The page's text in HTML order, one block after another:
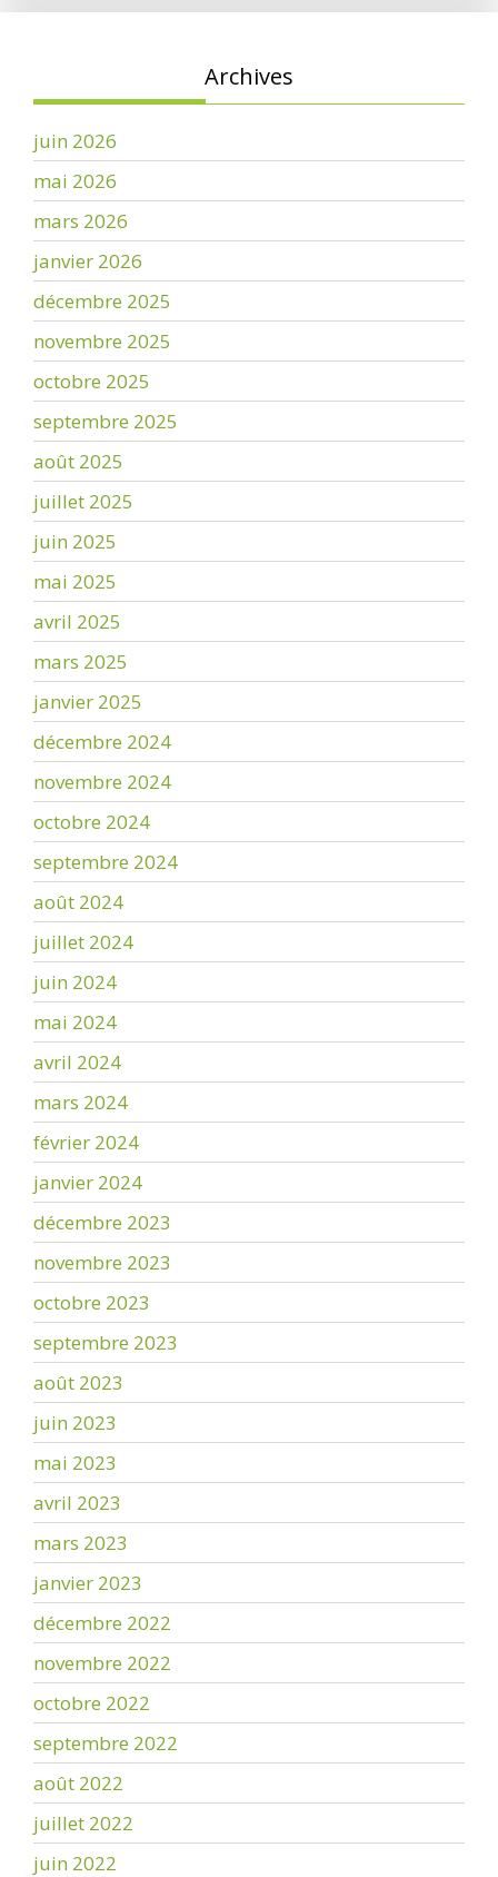
Archives
juin 2026
mai 2026
mars 2026
janvier 2026
décembre 2025
novembre 2025
octobre 2025
septembre 2025
août 2025
juillet 2025
juin 2025
mai 2025
avril 2025
mars 2025
janvier 2025
décembre 2024
novembre 2024
octobre 2024
septembre 2024
août 2024
juillet 2024
juin 2024
mai 2024
avril 2024
mars 2024
février 2024
janvier 2024
décembre 2023
novembre 2023
octobre 2023
septembre 2023
août 2023
juin 2023
mai 2023
avril 2023
mars 2023
janvier 2023
décembre 2022
novembre 2022
octobre 2022
septembre 2022
août 2022
juillet 2022
juin 2022